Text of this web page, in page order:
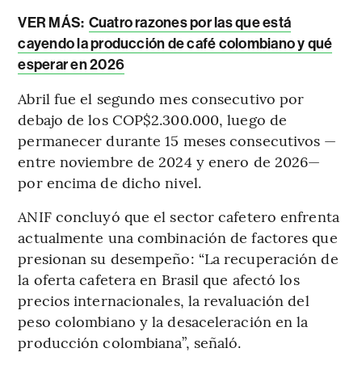
VER MÁS: Cuatro razones por las que está
cayendo la producción de café colombiano y qué
esperar en 2026
Abril fue el segundo mes consecutivo por
debajo de los COP$2.300.000, luego de
permanecer durante 15 meses consecutivos —
entre noviembre de 2024 y enero de 2026—
por encima de dicho nivel.
ANIF concluyó que el sector cafetero enfrenta
actualmente una combinación de factores que
presionan su desempeño: “La recuperación de
la oferta cafetera en Brasil que afectó los
precios internacionales, la revaluación del
peso colombiano y la desaceleración en la
producción colombiana”, señaló.